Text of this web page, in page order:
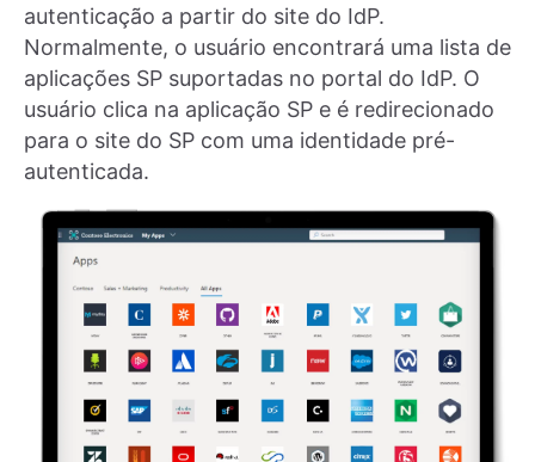
autenticação a partir do site do IdP.
Normalmente, o usuário encontrará uma lista de
aplicações SP suportadas no portal do IdP. O
usuário clica na aplicação SP e é redirecionado
para o site do SP com uma identidade pré-
autenticada.